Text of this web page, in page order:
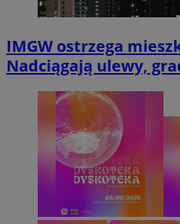
IMGW ostrzega
Nadciągają ulewy,